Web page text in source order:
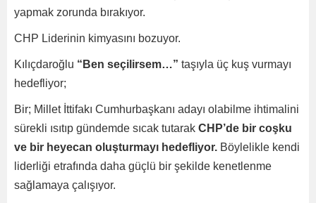
yapmak zorunda bırakıyor.
CHP Liderinin kimyasını bozuyor.
Kılıçdaroğlu “Ben seçilirsem…” taşıyla üç kuş vurmayı
hedefliyor;
Bir; Millet İttifakı Cumhurbaşkanı adayı olabilme ihtimalini
sürekli ısıtıp gündemde sıcak tutarak CHP’de bir coşku
ve bir heyecan oluşturmayı hedefliyor. Böylelikle kendi
liderliği etrafında daha güçlü bir şekilde kenetlenme
sağlamaya çalışıyor.